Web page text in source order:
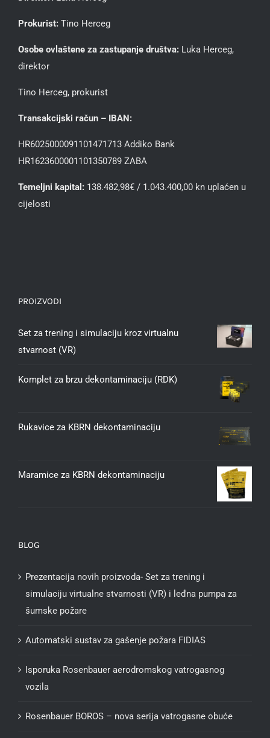
Prokurist: Tino Herceg
Osobe ovlaštene za zastupanje društva: Luka Herceg,
direktor
Tino Herceg, prokurist
Transakcijski račun – IBAN:
HR6025000091101471713 Addiko Bank
HR1623600001101350789 ZABA
Temeljni kapital: 138.482,98€ / 1.043.400,00 kn uplaćen u
cijelosti
PROIZVODI
Set za trening i simulaciju kroz virtualnu
stvarnost (VR)
Komplet za brzu dekontaminaciju (RDK)
Rukavice za KBRN dekontaminaciju
Maramice za KBRN dekontaminaciju
BLOG
Prezentacija novih proizvoda- Set za trening i
simulaciju virtualne stvarnosti (VR) i leđna pumpa za
šumske požare
Automatski sustav za gašenje požara FIDIAS
Isporuka Rosenbauer aerodromskog vatrogasnog
vozila
Rosenbauer BOROS – nova serija vatrogasne obuće